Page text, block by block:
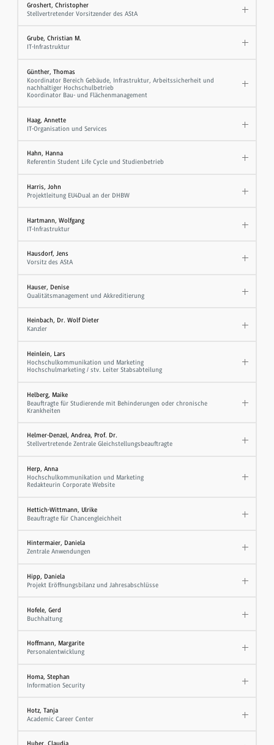
Groshert, Christopher
Stellvertretender Vorsitzender des AStA
Grube, Christian M.
IT-Infrastruktur
Günther, Thomas
Koordinator Bereich Gebäude, Infrastruktur, Arbeitssicherheit und
nachhaltiger Hochschulbetrieb
Koordinator Bau- und Flächenmanagement
Haag, Annette
IT-Organisation und Services
Hahn, Hanna
Referentin Student Life Cycle und Studienbetrieb
Harris, John
Projektleitung EU4Dual an der DHBW
Hartmann, Wolfgang
IT-Infrastruktur
Hausdorf, Jens
Vorsitz des AStA
Hauser, Denise
Qualitätsmanagement und Akkreditierung
Heinbach, Dr. Wolf Dieter
Kanzler
Heinlein, Lars
Hochschulkommunikation und Marketing
Hochschulmarketing / stv. Leiter Stabsabteilung
Helberg, Maike
Beauftragte für Studierende mit Behinderungen oder chronische
Krankheiten
Helmer-Denzel, Andrea, Prof. Dr.
Stellvertretende Zentrale Gleichstellungsbeauftragte
Herp, Anna
Hochschulkommunikation und Marketing
Redakteurin Corporate Website
Hettich-Wittmann, Ulrike
Beauftragte für Chancengleichheit
Hintermaier, Daniela
Zentrale Anwendungen
Hipp, Daniela
Projekt Eröffnungsbilanz und Jahresabschlüsse
Hofele, Gerd
Buchhaltung
Hoffmann, Margarite
Personalentwicklung
Homa, Stephan
Information Security
Hotz, Tanja
Academic Career Center